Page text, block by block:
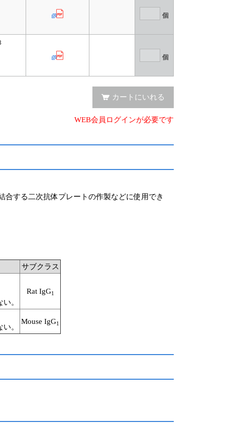
個
個
カートにいれる
WEB会員ログインが必要です
する二次抗体プレートの作製などに使用でき
サブクラス
。
Rat IgG1
。
Mouse IgG1